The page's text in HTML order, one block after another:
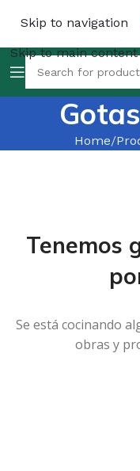
Skip to navigation
Skip to main content
Home
Tenemos
Se está cocinando
obras y